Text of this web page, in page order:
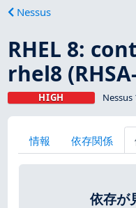
Nessus
RHEL 8:
rhel8
HIGH
情報 依存関係
依存が